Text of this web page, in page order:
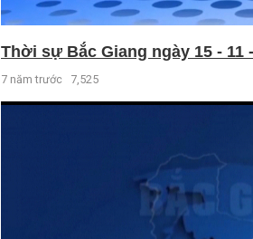
Thời sự Bắc Giang ngày 15 - 11
7 năm trước 7,525